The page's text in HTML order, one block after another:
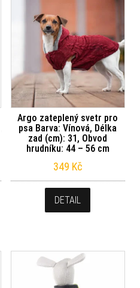
Argo zateplený svetr pro
psa Barva: Vínová, Délka
zad (cm): 31, Obvod
hrudníku: 44 – 56 cm
349 Kč
DETAIL